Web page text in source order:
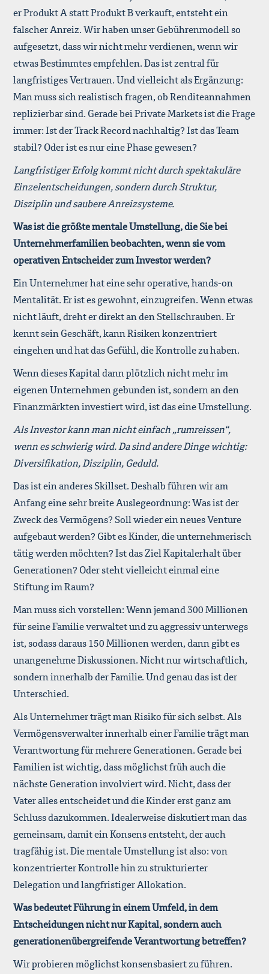
er Produkt A statt Produkt B verkauft, entsteht ein
falscher Anreiz. Wir haben unser Gebührenmodell so
aufgesetzt, dass wir nicht mehr verdienen, wenn wir
etwas Bestimmtes empfehlen. Das ist zentral für
langfristiges Vertrauen. Und vielleicht als Ergänzung:
Man muss sich realistisch fragen, ob Renditeannahmen
replizierbar sind. Gerade bei Private Markets ist die Frage
immer: Ist der Track Record nachhaltig? Ist das Team
stabil? Oder ist es nur eine Phase gewesen?
Langfristiger Erfolg kommt nicht durch spektakuläre
Einzelentscheidungen, sondern durch Struktur,
Disziplin und saubere Anreizsysteme.
Was ist die größte mentale Umstellung, die Sie bei
Unternehmerfamilien beobachten, wenn sie vom
operativen Entscheider zum Investor werden?
Ein Unternehmer hat eine sehr operative, hands-on
Mentalität. Er ist es gewohnt, einzugreifen. Wenn etwas
nicht läuft, dreht er direkt an den Stellschrauben. Er
kennt sein Geschäft, kann Risiken konzentriert
eingehen und hat das Gefühl, die Kontrolle zu haben.
Wenn dieses Kapital dann plötzlich nicht mehr im
eigenen Unternehmen gebunden ist, sondern an den
Finanzmärkten investiert wird, ist das eine Umstellung.
Als Investor kann man nicht einfach „rumreissen“,
wenn es schwierig wird. Da sind andere Dinge wichtig:
Diversifikation, Disziplin, Geduld.
Das ist ein anderes Skillset. Deshalb führen wir am
Anfang eine sehr breite Auslegeordnung: Was ist der
Zweck des Vermögens? Soll wieder ein neues Venture
aufgebaut werden? Gibt es Kinder, die unternehmerisch
tätig werden möchten? Ist das Ziel Kapitalerhalt über
Generationen? Oder steht vielleicht einmal eine
Stiftung im Raum?
Man muss sich vorstellen: Wenn jemand 300 Millionen
für seine Familie verwaltet und zu aggressiv unterwegs
ist, sodass daraus 150 Millionen werden, dann gibt es
unangenehme Diskussionen. Nicht nur wirtschaftlich,
sondern innerhalb der Familie. Und genau das ist der
Unterschied.
Als Unternehmer trägt man Risiko für sich selbst. Als
Vermögensverwalter innerhalb einer Familie trägt man
Verantwortung für mehrere Generationen. Gerade bei
Familien ist wichtig, dass möglichst früh auch die
nächste Generation involviert wird. Nicht, dass der
Vater alles entscheidet und die Kinder erst ganz am
Schluss dazukommen. Idealerweise diskutiert man das
gemeinsam, damit ein Konsens entsteht, der auch
tragfähig ist. Die mentale Umstellung ist also: von
konzentrierter Kontrolle hin zu strukturierter
Delegation und langfristiger Allokation.
Was bedeutet Führung in einem Umfeld, in dem
Entscheidungen nicht nur Kapital, sondern auch
generationenübergreifende Verantwortung betreffen?
Wir probieren möglichst konsensbasiert zu führen.